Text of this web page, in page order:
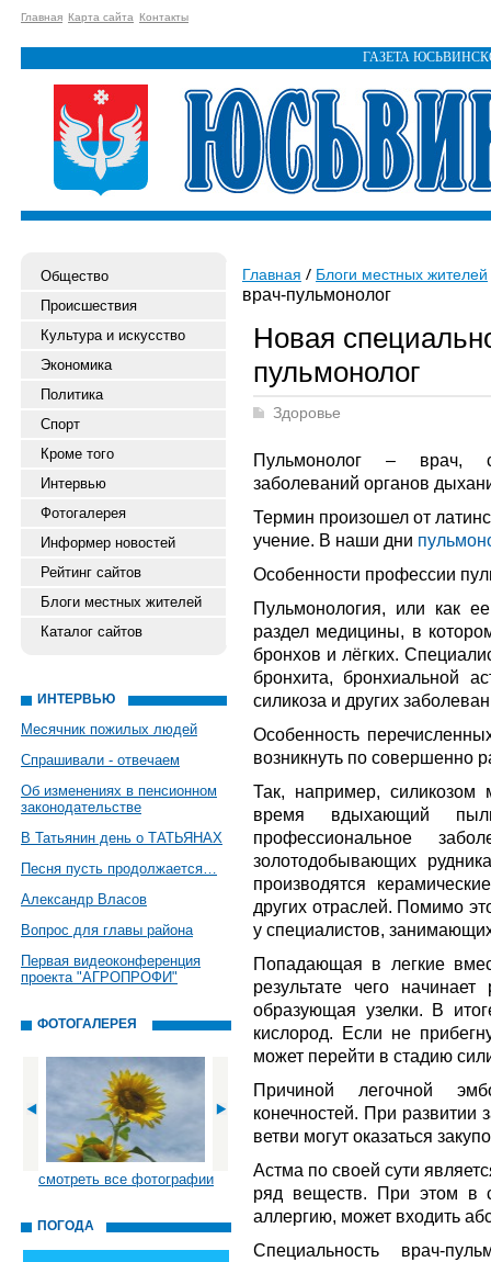
Главная Карта сайта Контакты
ГАЗЕТА
Общество
Происшествия
Культура и искусство
Экономика
Политика
Спорт
Кроме того
Интервью
Фотогалерея
Информер новостей
Рейтинг сайтов
Блоги местных жителей
Каталог сайтов
ИНТЕРВЬЮ
Месячник пожилых людей
Спрашивали - отвечаем
Об изменениях в пенсионном
законодательстве
В Татьянин день о ТАТЬЯНАХ
Песня пусть продолжается…
Александр Власов
Вопрос для главы района
Первая видеоконференция
проекта "АГРОПРОФИ"
ФОТОГАЛЕРЕЯ
смотреть все фотографии
ПОГОДА
Главная Блоги местных жителей
врач-пульмонолог
Новая
пульмонолог
Здоровье
Пульмонолог – врач,
заболеваний органов
Термин произошел от
учение. В наши дни
Особенности профессии
Пульмонология, или как
раздел медицины, в
бронхов и лёгких.
бронхита, бронхиальной
силикоза и других
Особенность
возникнуть по совершенно
Так, например, силикозом
время вдыхающий
профессиональное
золотодобывающих
производятся
других отраслей. Помимо
у специалистов,
Попадающая в легкие
результате чего начинает
образующая узелки. В
кислород. Если не
может перейти в стадию
Причиной легочной
конечностей. При развитии
ветви могут оказаться
Астма по своей сути
ряд веществ. При этом в
аллергию, может входить
Специальность врач-